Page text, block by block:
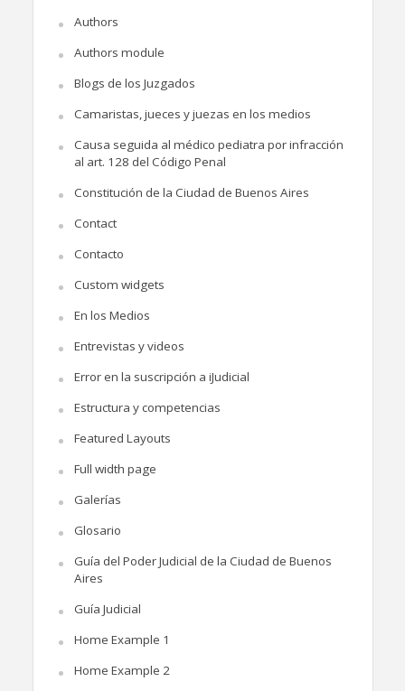
Authors
Authors module
Blogs de los Juzgados
Camaristas, jueces y juezas en los medios
Causa seguida al médico pediatra por infracción
al art. 128 del Código Penal
Constitución de la Ciudad de Buenos Aires
Contact
Contacto
Custom widgets
En los Medios
Entrevistas y videos
Error en la suscripción a iJudicial
Estructura y competencias
Featured Layouts
Full width page
Galerías
Glosario
Guía del Poder Judicial de la Ciudad de Buenos
Aires
Guía Judicial
Home Example 1
Home Example 2